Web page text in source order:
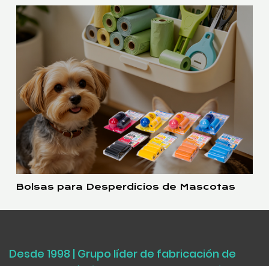
Bolsas para Desperdicios de Mascotas
Desde 1998 | Grupo líder de fabricación de